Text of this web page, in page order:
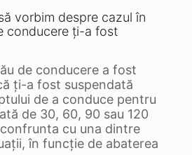
vorbim despre cazul în
conducere ți-a fost
de conducere a fost
ți-a fost suspendată
de a conduce pentru
de 30, 60, 90 sau 120
cu una dintre
în funcție de abaterea